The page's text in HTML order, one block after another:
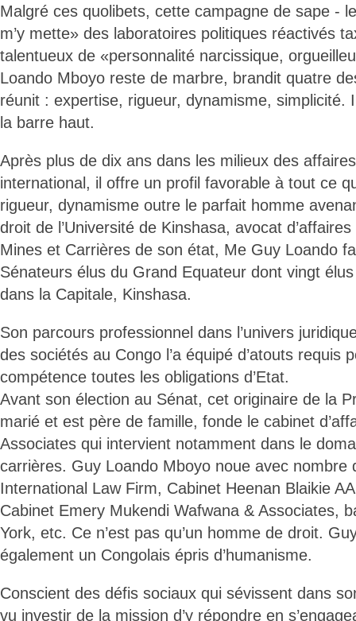
Malgré ces quolibets, cette campagne de sape -
m’y mette» des laboratoires politiques réactivés
talentueux de «personnalité narcissique,
Loando Mboyo reste de marbre, brandit quatre
réunit : expertise, rigueur, dynamisme, simplicité.
la barre haut.
Après plus de dix ans dans les milieux des
international, il offre un profil favorable à tout ce
rigueur, dynamisme outre le parfait homme
droit de l’Université de Kinshasa, avocat
Mines et Carrières de son état, Me Guy Loando
Sénateurs élus du Grand Equateur dont vingt
dans la Capitale, Kinshasa.
Son parcours professionnel dans l’univers
des sociétés au Congo l’a équipé d’atouts requis
compétence toutes les obligations d’Etat.
Avant son élection au Sénat, cet originaire de la
marié et est père de famille, fonde le cabinet
Associates qui intervient notamment dans le
carrières. Guy Loando Mboyo noue avec nombre
International Law Firm, Cabinet Heenan Blaikie
Cabinet Emery Mukendi Wafwana & Associates,
York, etc. Ce n’est pas qu’un homme de droit.
également un Congolais épris d’humanisme.
Conscient des défis sociaux qui sévissent dans
vu investir de la mission d’y répondre en